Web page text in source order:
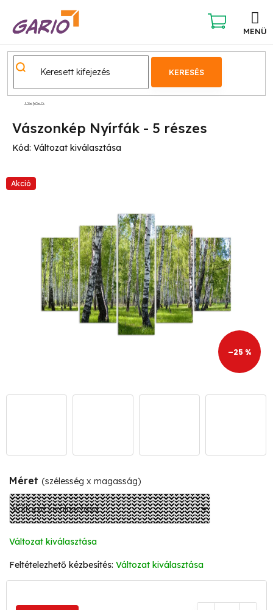
KERESÉS
KOSÁR
Képek
Vászonkép Nyírfák - 5 részes
Kód: Változat kiválasztása
Akció
–25 %
Méret (szélesség x magasság)
Változat kiválasztása
Változat kiválasztása